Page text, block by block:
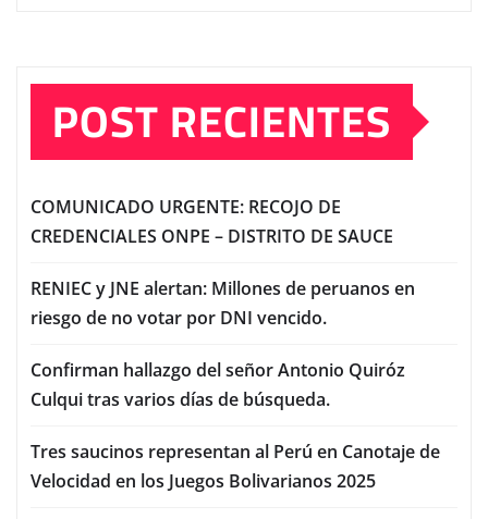
POST RECIENTES
COMUNICADO URGENTE: RECOJO DE
CREDENCIALES ONPE – DISTRITO DE SAUCE
RENIEC y JNE alertan: Millones de peruanos en
riesgo de no votar por DNI vencido.
Confirman hallazgo del señor Antonio Quiróz
Culqui tras varios días de búsqueda.
Tres saucinos representan al Perú en Canotaje de
Velocidad en los Juegos Bolivarianos 2025